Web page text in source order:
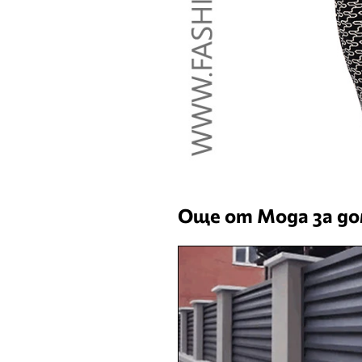
Още от Мода за